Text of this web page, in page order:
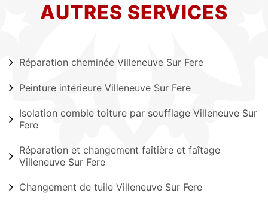
AUTRES SERVICES
Réparation cheminée Villeneuve Sur Fere
Peinture intérieure Villeneuve Sur Fere
Isolation comble toiture par soufflage Villeneuve Sur
Fere
Réparation et changement faîtière et faîtage
Villeneuve Sur Fere
Changement de tuile Villeneuve Sur Fere